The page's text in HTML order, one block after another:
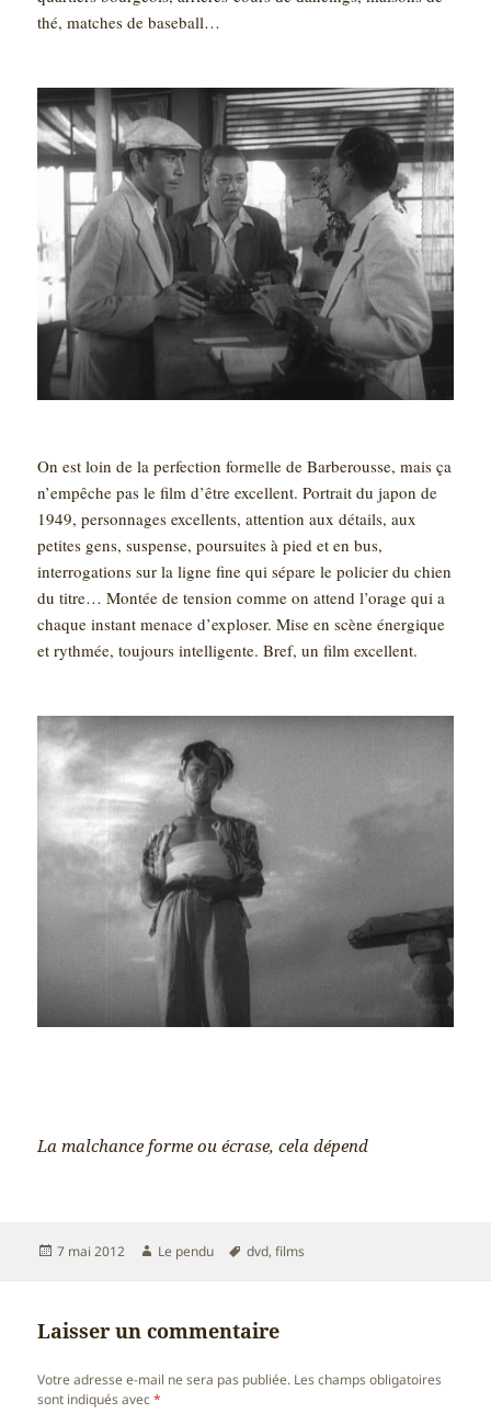
thé, matches de baseball…
On est loin de la perfection formelle de Barberousse, mais ça
n’empêche pas le film d’être excellent. Portrait du japon de
1949, personnages excellents, attention aux détails, aux
petites gens, suspense, poursuites à pied et en bus,
interrogations sur la ligne fine qui sépare le policier du chien
du titre… Montée de tension comme on attend l’orage qui a
chaque instant menace d’exploser. Mise en scène énergique
et rythmée, toujours intelligente. Bref, un film excellent.
La malchance forme ou écrase, cela dépend
Publié
7 mai 2012 Auteur
Le pendu
Mots-
dvd,films
Laisser un commentaire
Votre adresse e-mail ne sera pas publiée. Les champs obligatoires
sont indiqués avec*